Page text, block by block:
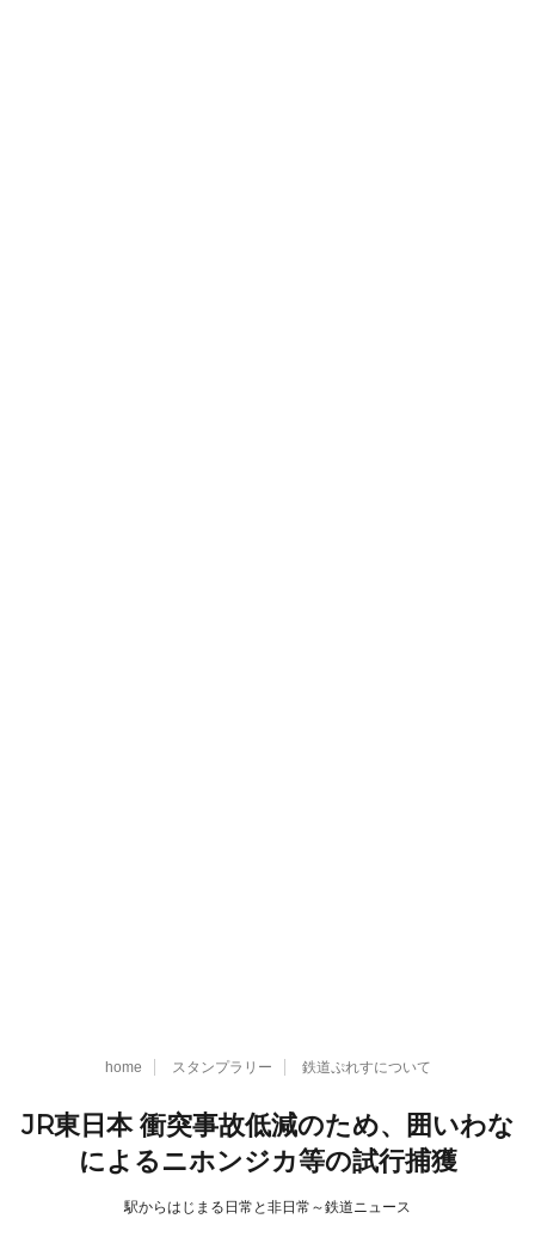
home スタンプラリー 鉄道ぷれすについて
JR東日本 衝突事故低減のため、囲いわな
によるニホンジカ等の試行捕獲
駅からはじまる日常と非日常～鉄道ニュース